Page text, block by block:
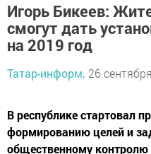
Игорь Бикеев:
смогут дать
на 2019 год
Татар-информ, 26
В республике стартовал
формированию целей и
общественному контролю